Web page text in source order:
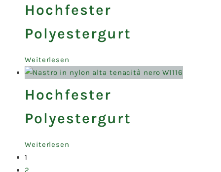
Hochfester
Polyestergurt
Weiterlesen
Hochfester
Polyestergurt
Weiterlesen
1
2